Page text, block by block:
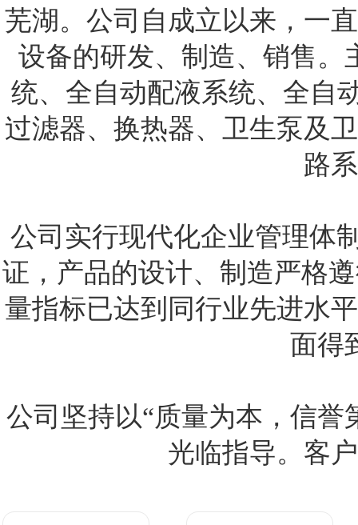
芜湖。公司自成立以来，一
设备的研发、制造、销售。
统、全自动配液系统、全自
过滤器、换热器、卫生泵及
路
公司实行现代化企业管理体
证，产品的设计、制造严格
量指标已达到同行业先进水
面得
公司坚持以“质量为本，信
光临指导。客